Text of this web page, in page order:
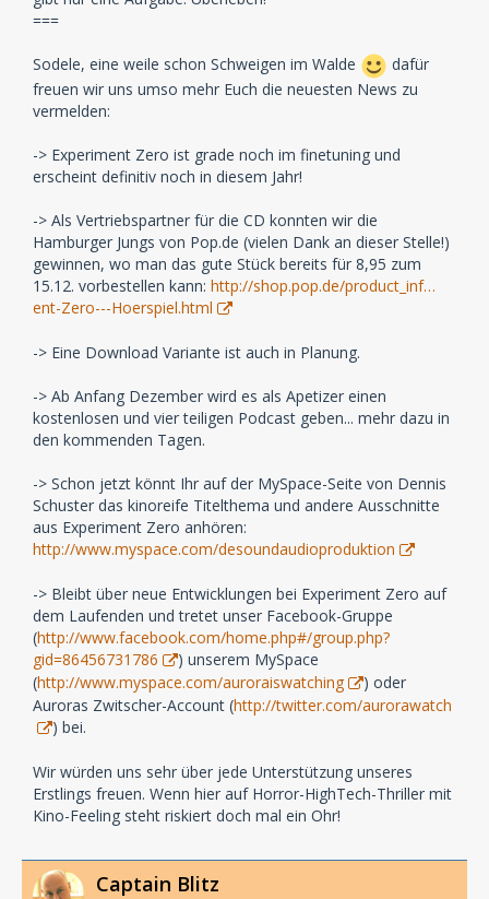
===
Sodele, eine weile schon Schweigen im Walde
dafür
freuen wir uns umso mehr Euch die neuesten News zu
vermelden:
-> Experiment Zero ist grade noch im finetuning und
erscheint definitiv noch in diesem Jahr!
-> Als Vertriebspartner für die CD konnten wir die
Hamburger Jungs von Pop.de (vielen Dank an dieser Stelle!)
gewinnen, wo man das gute Stück bereits für 8,95 zum
15.12. vorbestellen kann: http://shop.pop.de/product_inf…
ent-Zero---Hoerspiel.html
-> Eine Download Variante ist auch in Planung.
-> Ab Anfang Dezember wird es als Apetizer einen
kostenlosen und vier teiligen Podcast geben... mehr dazu in
den kommenden Tagen.
-> Schon jetzt könnt Ihr auf der MySpace-Seite von Dennis
Schuster das kinoreife Titelthema und andere Ausschnitte
aus Experiment Zero anhören:
http://www.myspace.com/desoundaudioproduktion
-> Bleibt über neue Entwicklungen bei Experiment Zero auf
dem Laufenden und tretet unser Facebook-Gruppe
(http://www.facebook.com/home.php#/group.php?
gid=86456731786
) unserem MySpace
(http://www.myspace.com/auroraiswatching
) oder
Auroras Zwitscher-Account (http://twitter.com/aurorawatch
) bei.
Wir würden uns sehr über jede Unterstützung unseres
Erstlings freuen. Wenn hier auf Horror-HighTech-Thriller mit
Kino-Feeling steht riskiert doch mal ein Ohr!
Captain Blitz